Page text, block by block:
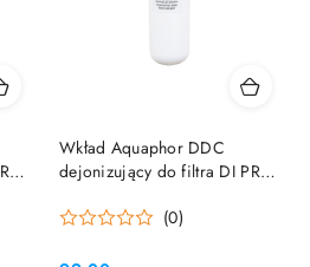
Wkład Aquaphor DDC
dejonizujący do filtra DI PRO
(0)